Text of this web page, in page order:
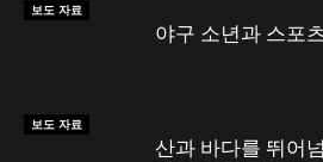
보도 자료
야구 소년과 스포
보도 자료
산과 바다를 뛰어